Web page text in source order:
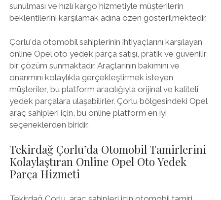
sunulması ve hızlı kargo hizmetiyle müşterilerin
beklentilerini karşılamak adına özen gösterilmektedir.
Çorlu'da otomobil sahiplerinin ihtiyaçlarını karşılayan
online Opel oto yedek parça satışı, pratik ve güvenilir
bir çözüm sunmaktadır. Araçlarının bakımını ve
onarımını kolaylıkla gerçekleştirmek isteyen
müşteriler, bu platform aracılığıyla orijinal ve kaliteli
yedek parçalara ulaşabilirler. Çorlu bölgesindeki Opel
araç sahipleri için, bu online platform en iyi
seçeneklerden biridir.
Tekirdağ Çorlu’da Otomobil Tamirlerini
Kolaylaştıran Online Opel Oto Yedek
Parça Hizmeti